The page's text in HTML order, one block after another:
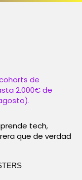
de
2.000€ de
tech,
que de verdad